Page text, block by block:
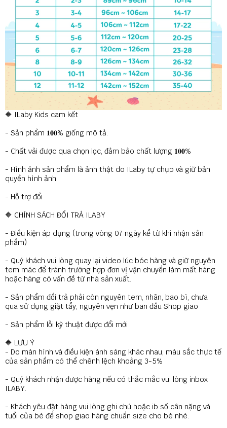
🔶 ILaby Kids cam kết
- Sản phẩm 𝟏𝟎𝟎% giống mô tả.
- Chất vải được qua chọn lọc, đảm bảo chất lượng 𝟏𝟎𝟎%
- Hình ảnh sản phẩm là ảnh thật do ILaby tự chụp và giữ bản
quyền hình ảnh
- Hỗ trợ đổi
🔶 CHÍNH SÁCH ĐỔI TRẢ ILABY
- Điều kiện áp dụng (trong vòng 07 ngày kể từ khi nhận sản
phẩm)
- Quý khách vui lòng quay lại video lúc bóc hàng và giữ nguyên
tem mác để tránh trường hợp đơn vị vận chuyển làm mất hàng
hoặc hàng có vấn đề từ nhà sản xuất.
- Sản phẩm đổi trả phải còn nguyên tem, nhãn, bao bì, chưa
qua sử dụng giặt tẩy, nguyên vẹn như ban đầu Shop giao
- Sản phẩm lỗi kỹ thuật được đổi mới
🔶 LƯU Ý
- Do màn hình và điều kiện ánh sáng khác nhau, màu sắc thực tế
của sản phẩm có thể chênh lệch khoảng 3-5%
- Quý khách nhận được hàng nếu có thắc mắc vui lòng inbox
ILABY.
- Khách yêu đặt hàng vui lòng ghi chú hoặc ib số cân nặng và
tuổi của bé để shop giao hàng chuẩn size cho bé nhé.